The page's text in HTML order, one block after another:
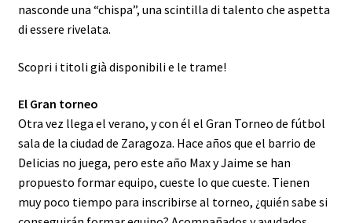
nasconde una “chispa”, una scintilla di talento che aspetta
di essere rivelata.
Scopri i titoli già disponibili e le trame!
El Gran torneo
Otra vez llega el verano, y con él el Gran Torneo de fútbol
sala de la ciudad de Zaragoza. Hace años que el barrio de
Delicias no juega, pero este año Max y Jaime se han
propuesto formar equipo, cueste lo que cueste. Tienen
muy poco tiempo para inscribirse al torneo, ¿quién sabe si